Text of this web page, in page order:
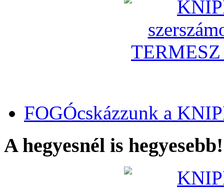
FOGÓcskázzunk a
A hegyesnél is hegyesebb!